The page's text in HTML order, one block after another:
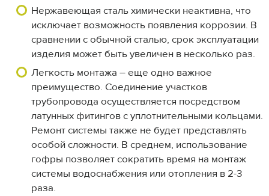
Нержавеющая сталь химически неактивна, что
исключает возможность появления коррозии. В
сравнении с обычной сталью, срок эксплуатации
изделия может быть увеличен в несколько раз.
Легкость монтажа – еще одно важное
преимущество. Соединение участков
трубопровода осуществляется посредством
латунных фитингов с уплотнительными кольцами.
Ремонт системы также не будет представлять
особой сложности. В среднем, использование
гофры позволяет сократить время на монтаж
системы водоснабжения или отопления в 2-3
раза.